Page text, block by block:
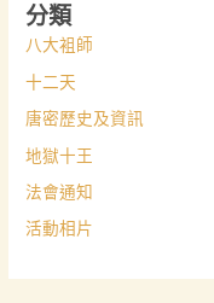
分類
八大袓師
十二天
唐密歷史及資訊
地獄十王
法會通知
活動相片